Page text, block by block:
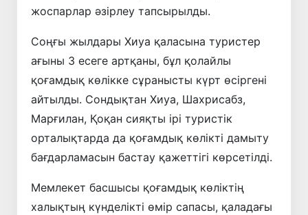
жоспарлар әзірлеу тапсырылды.
Соңғы жылдары Хиуа қаласына туристер
ағыны 3 есеге артқаны, бұл қолайлы
қоғамдық көлікке сұранысты күрт өсіргені
айтылды. Сондықтан Хиуа, Шахрисабз,
Марғилан, Қоқан сияқты ірі туристік
орталықтарда да қоғамдық көлікті дамыту
бағдарламасын бастау қажеттігі көрсетілді.
Мемлекет басшысы қоғамдық көліктің
халықтың күнделікті өмір сапасы, қаладағы